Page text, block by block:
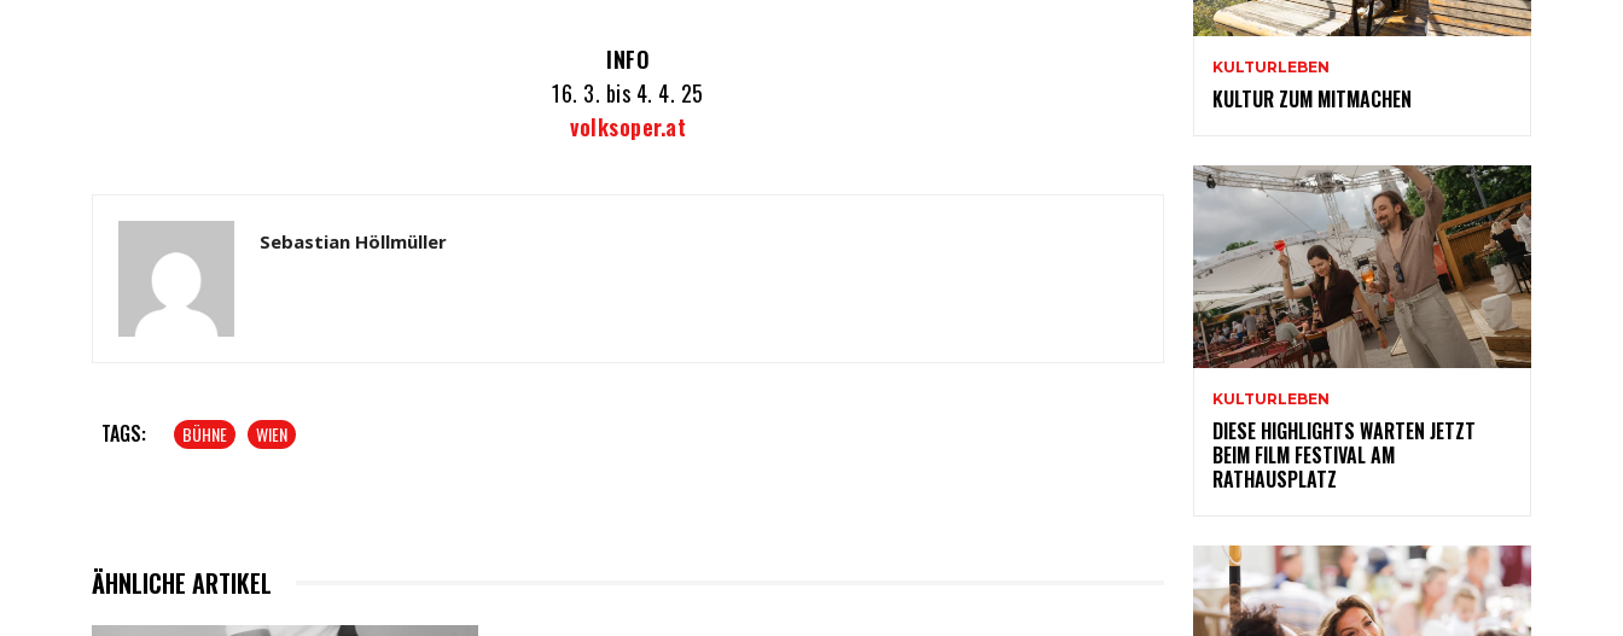
INFO
16. 3. bis 4. 4. 25
volksoper.at
Sebastian Höllmüller
TAGS: BÜHNE WIEN
ÄHNLICHE ARTIKEL
KULTURLEBEN
KULTUR ZUM MITMACHEN
KULTURLEBEN
DIESE HIGHLIGHTS WARTEN JETZT
BEIM FILM FESTIVAL AM
RATHAUSPLATZ